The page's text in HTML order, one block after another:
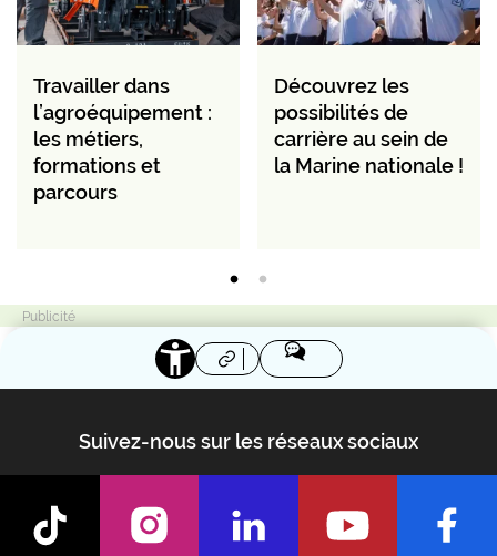
Travailler dans
l’agroéquipement :
les métiers,
formations et
parcours
Découvrez les
possibilités de
carrière au sein de
la Marine nationale !
Suivez-nous sur les réseaux sociaux